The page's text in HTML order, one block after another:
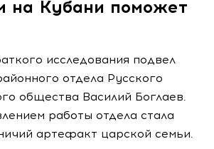
на Кубани поможет
исследования подвел
отдела Русского
общества Василий Боглаев.
работы отдела стала
артефакт царской семьи.